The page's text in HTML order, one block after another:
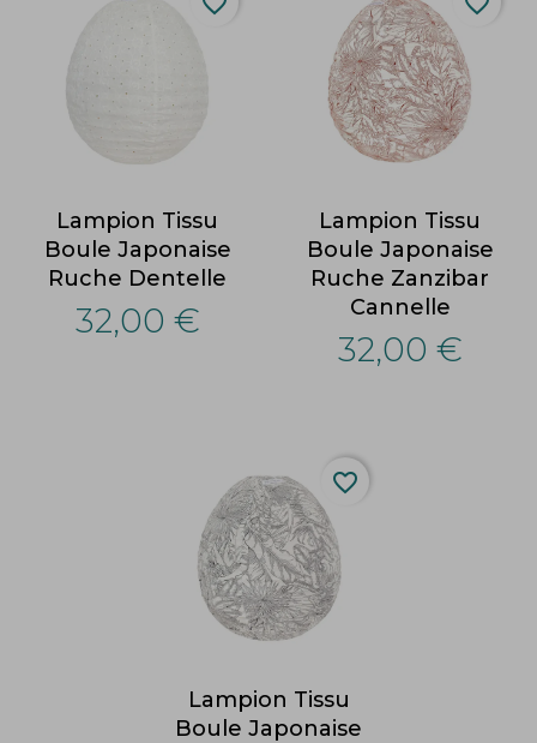
Lampion Tissu
Boule Japonaise
Ruche Dentelle
32,00 €
Lampion Tissu
Boule Japonaise
Ruche Zanzibar
Cannelle
32,00 €
Lampion Tissu
Boule Japonaise
favorite_border